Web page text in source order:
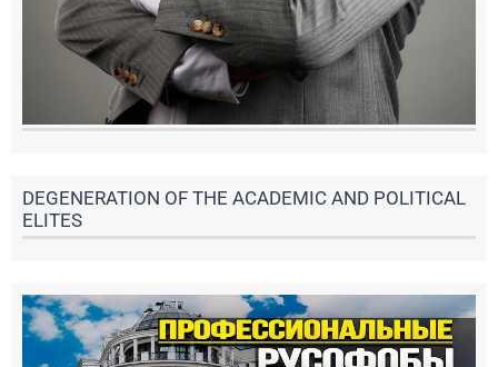
DEGENERATION OF THE ACADEMIC AND POLITICAL
ELITES